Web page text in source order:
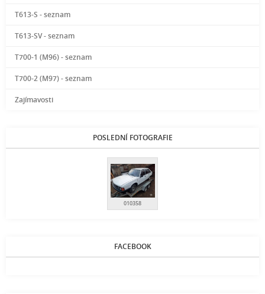
T613-S - seznam
T613-SV - seznam
T700-1 (M96) - seznam
T700-2 (M97) - seznam
Zajímavosti
POSLEDNÍ FOTOGRAFIE
010358
FACEBOOK